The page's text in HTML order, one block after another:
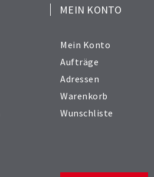
MEIN KONTO
Mein Konto
Aufträge
Adressen
Warenkorb
Wunschliste